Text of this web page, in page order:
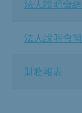
法人說明會
法人說明會
財務報表